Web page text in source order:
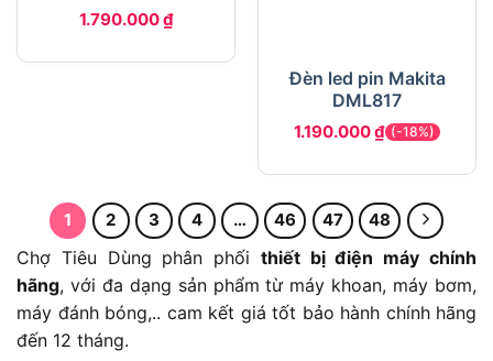
1.790.000₫
Đèn led pin Makita
DML817
1.190.000₫ (-18%)
1 2 3 4 … 46 47 48
Chợ Tiêu Dùng phân phối thiết bị điện máy chính
hãng, với đa dạng sản phẩm từ máy khoan, máy bơm,
máy đánh bóng,.. cam kết giá tốt bảo hành chính hãng
đến 12 tháng.